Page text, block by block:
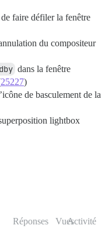
faire défiler la fenêtre
du compositeur
dans la fenêtre
25227)
de basculement de la
lightbox
Réponses VuesActivité